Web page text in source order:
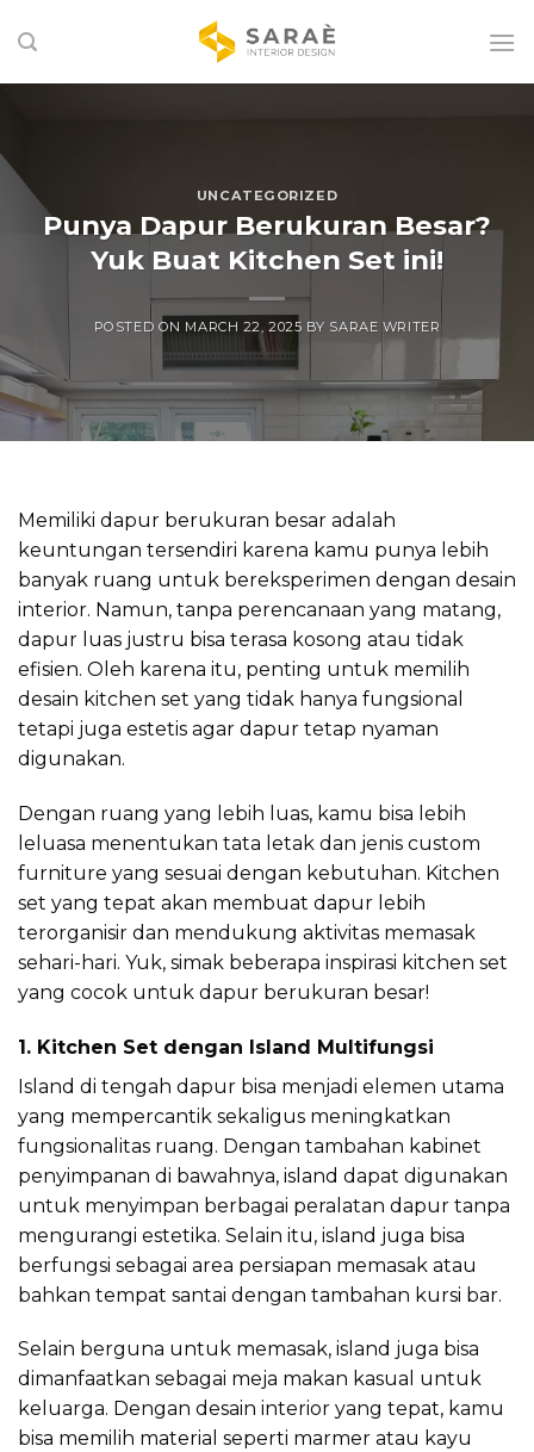
to
UNCATEGORIZED
Punya Dapur Berukuran Besar?
Yuk Buat Kitchen Set ini!
POSTED ON MARCH 22, 2025 BY SARAE WRITER
Memiliki dapur berukuran besar adalah
keuntungan tersendiri karena kamu punya lebih
banyak ruang untuk bereksperimen dengan desain
interior. Namun, tanpa perencanaan yang matang,
dapur luas justru bisa terasa kosong atau tidak
efisien. Oleh karena itu, penting untuk memilih
desain kitchen set yang tidak hanya fungsional
tetapi juga estetis agar dapur tetap nyaman
digunakan.
Dengan ruang yang lebih luas, kamu bisa lebih
leluasa menentukan tata letak dan jenis custom
furniture yang sesuai dengan kebutuhan. Kitchen
set yang tepat akan membuat dapur lebih
terorganisir dan mendukung aktivitas memasak
sehari-hari. Yuk, simak beberapa inspirasi kitchen set
yang cocok untuk dapur berukuran besar!
1. Kitchen Set dengan Island Multifungsi
Island di tengah dapur bisa menjadi elemen utama
yang mempercantik sekaligus meningkatkan
fungsionalitas ruang. Dengan tambahan kabinet
penyimpanan di bawahnya, island dapat digunakan
untuk menyimpan berbagai peralatan dapur tanpa
mengurangi estetika. Selain itu, island juga bisa
berfungsi sebagai area persiapan memasak atau
bahkan tempat santai dengan tambahan kursi bar.
Selain berguna untuk memasak, island juga bisa
dimanfaatkan sebagai meja makan kasual untuk
keluarga. Dengan desain interior yang tepat, kamu
bisa memilih material seperti marmer atau kayu